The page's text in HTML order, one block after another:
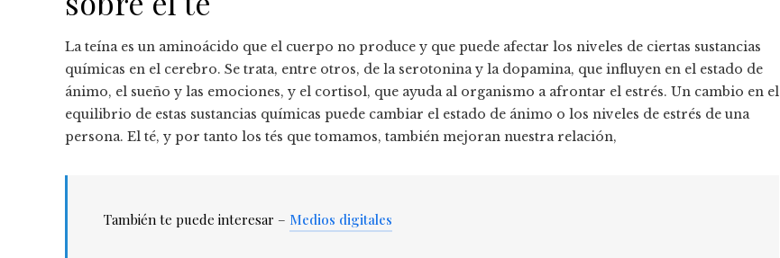
La teína es un aminoácido que el cuerpo no produce y que puede afectar los niveles de ciertas sustancias
químicas en el cerebro. Se trata, entre otros, de la serotonina y la dopamina, que influyen en el estado de
ánimo, el sueño y las emociones, y el cortisol, que ayuda al organismo a afrontar el estrés. Un cambio en el
equilibrio de estas sustancias químicas puede cambiar el estado de ánimo o los niveles de estrés de una
persona. El té, y por tanto los tés que tomamos, también mejoran nuestra relación,
También te puede interesar – Medios digitales